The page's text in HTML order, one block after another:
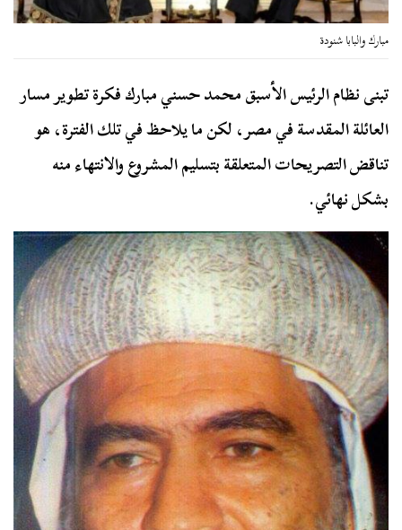
مبارك والبابا شنودة
تبنى نظام الرئيس الأسبق محمد حسني مبارك فكرة تطوير مسار
العائلة المقدسة في مصر، لكن ما يلاحظ في تلك الفترة، هو
تناقض التصريحات المتعلقة بتسليم المشروع والانتهاء منه
بشكل نهائي.